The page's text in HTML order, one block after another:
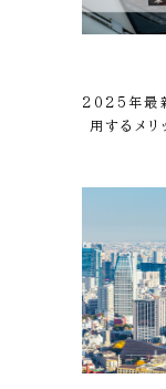
2025年最
用するメリ